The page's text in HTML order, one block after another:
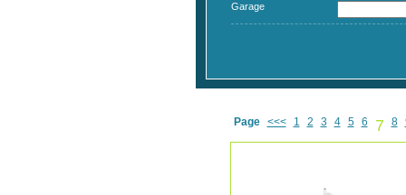
Garage
Page <<< 1 2 3 4 5 6 7 8